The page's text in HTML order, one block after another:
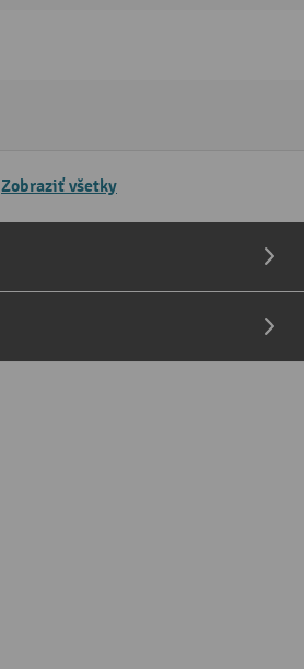
Zobraziť všetky